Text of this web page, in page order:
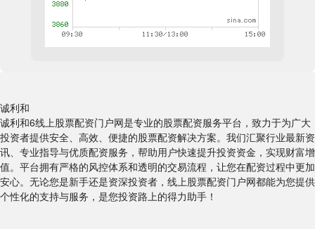
诚利和
诚利和6线上股票配资门户网是专业的股票配资服务平台，致力于为广大
投资者提供安全、高效、便捷的股票配资解决方案。我们汇聚行业最新资
讯、专业指导与优质配资服务，帮助用户快速提升投资资金，实现财富增
值。平台拥有严格的风控体系和透明的交易流程，让您在配资过程中更加
安心。无论您是新手还是资深投资者，线上股票配资门户网都能为您提供
个性化的支持与服务，是您投资路上的得力助手！